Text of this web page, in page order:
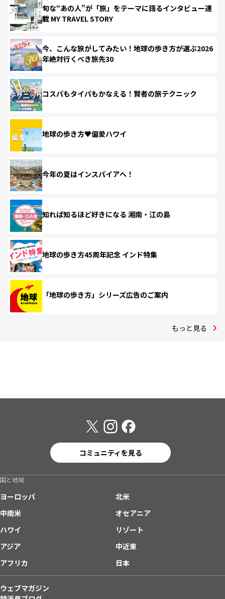
旬な“あの人”が「旅」をテーマに語るインタビュー連
載 MY TRAVEL STORY
今、こんな旅がしてみたい！地球の歩き方が選ぶ2026
年絶対行くべき旅先30
コスパもタイパもかなえる！賢者の旅テクニック
地球の歩き方♥偏愛ハワイ
今年の夏はインスパイアへ！
知れば知るほど好きになる 湘南・江の島
地球の歩き方45周年記念 インド特集
「地球の歩き方」シリーズ広告のご案内
もっと見る
コミュニティを見る
国と地域
ヨーロッパ
北米
中南米
オセアニア
ハワイ
リゾート
アジア
中近東
アフリカ
日本
ウェブマガジン